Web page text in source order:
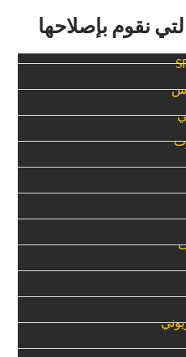
نقوم بإصلاحها‏